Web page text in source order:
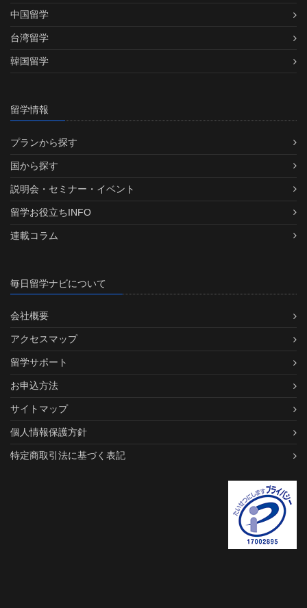
中国留学
台湾留学
韓国留学
留学情報
プランから探す
国から探す
説明会・セミナー・イベント
留学お役立ちINFO
連載コラム
毎日留学ナビについて
会社概要
アクセスマップ
留学サポート
お申込方法
サイトマップ
個人情報保護方針
特定商取引法に基づく表記